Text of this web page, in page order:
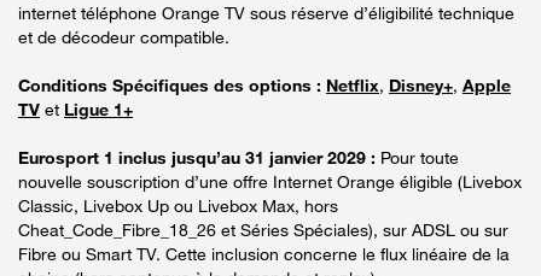
internet téléphone Orange TV sous réserve d’éligibilité technique
et de décodeur compatible.
Conditions Spécifiques des options : Netflix, Disney+, Apple
TV et Ligue 1+
Eurosport 1 inclus jusqu’au 31 janvier 2029 : Pour toute
nouvelle souscription d’une offre Internet Orange éligible (Livebox
Classic, Livebox Up ou Livebox Max, hors
Cheat_Code_Fibre_18_26 et Séries Spéciales), sur ADSL ou sur
Fibre ou Smart TV. Cette inclusion concerne le flux linéaire de la